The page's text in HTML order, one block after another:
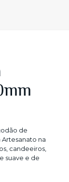
de
na
candeeiros,
suave e de